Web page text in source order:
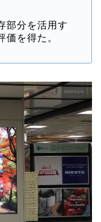
部分を活用す
価を得た。